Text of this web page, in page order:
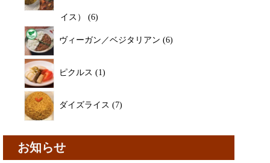
イス） 6
ヴィーガン／ベジタリアン 6
ピクルス 1
ダイズライス 7
お知らせ